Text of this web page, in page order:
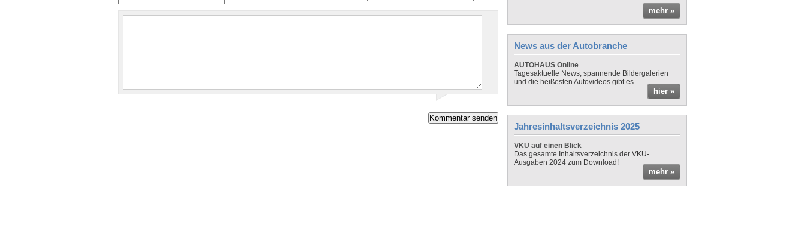
mehr »
News aus der Autobranche
AUTOHAUS Online
Tagesaktuelle News, spannende Bildergalerien
und die heißesten Autovideos gibt es
hier »
Jahresinhaltsverzeichnis 2025
VKU auf einen Blick
Das gesamte Inhaltsverzeichnis der VKU-
Ausgaben 2024 zum Download!
mehr »